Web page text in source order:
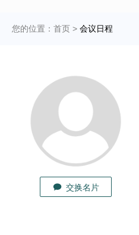
您的位置： 首页 > 会议日程
交换名片